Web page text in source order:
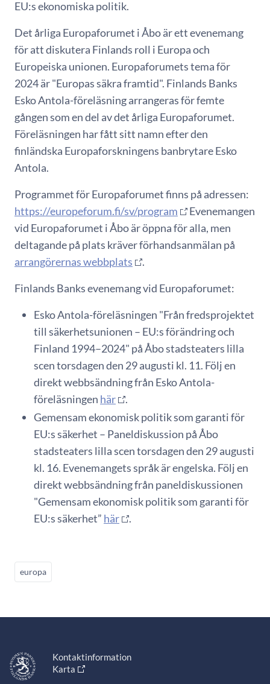
EU:s ekonomiska politik.
Det årliga Europaforumet i Åbo är ett evenemang
för att diskutera Finlands roll i Europa och
Europeiska unionen. Europaforumets tema för
2024 är "Europas säkra framtid". Finlands Banks
Esko Antola-föreläsning arrangeras för femte
gången som en del av det årliga Europaforumet.
Föreläsningen har fått sitt namn efter den
finländska Europaforskningens banbrytare Esko
Antola.
Programmet för Europaforumet finns på adressen:
https://europeforum.fi/sv/program
Evenemangen
vid Europaforumet i Åbo är öppna för alla, men
deltagande på plats kräver förhandsanmälan på
arrangörernas webbplats
.
Finlands Banks evenemang vid Europaforumet:
Esko Antola-föreläsningen "Från fredsprojektet
till säkerhetsunionen – EU:s förändring och
Finland 1994–2024" på Åbo stadsteaters lilla
scen torsdagen den 29 augusti kl. 11. Följ en
direkt webbsändning från Esko Antola-
föreläsningen här
.
Gemensam ekonomisk politik som garanti för
EU:s säkerhet – Paneldiskussion på Åbo
stadsteaters lilla scen torsdagen den 29 augusti
kl. 16. Evenemangets språk är engelska. Följ en
direkt webbsändning från paneldiskussionen
"Gemensam ekonomisk politik som garanti för
EU:s säkerhet” här .
europa
Kontaktinformation
Karta